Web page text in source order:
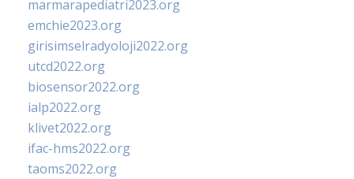
marmarapediatri2023.org
emchie2023.org
girisimselradyoloji2022.org
utcd2022.org
biosensor2022.org
ialp2022.org
klivet2022.org
ifac-hms2022.org
taoms2022.org